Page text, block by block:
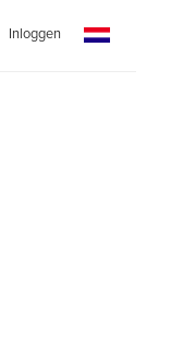
Inloggen